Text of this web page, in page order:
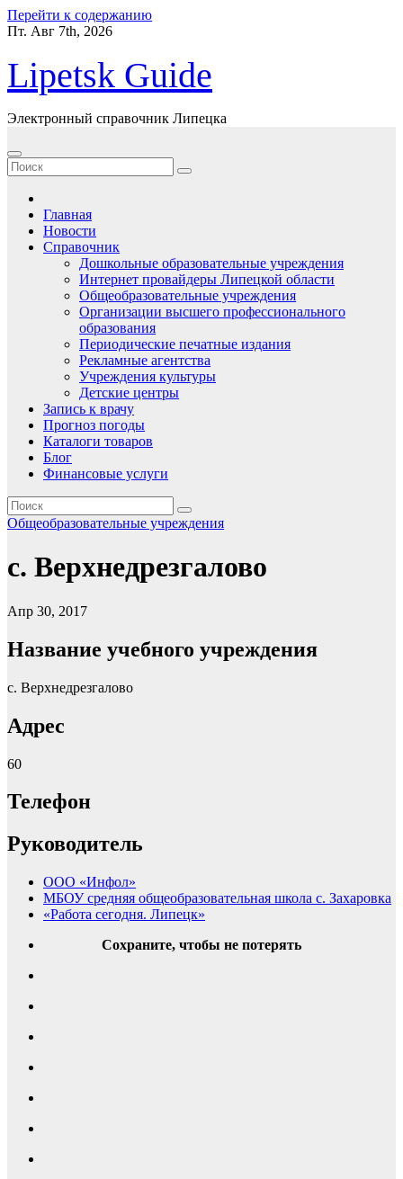
Перейти к содержанию
Пт. Авг 7th, 2026
Lipetsk Guide
Электронный справочник Липецка
Главная
Новости
Справочник
Дошкольные образовательные учреждения
Интернет провайдеры Липецкой области
Общеобразовательные учреждения
Организации высшего профессионального
образования
Периодические печатные издания
Рекламные агентства
Учреждения культуры
Детские центры
Запись к врачу
Прогноз погоды
Каталоги товаров
Блог
Финансовые услуги
Общеобразовательные учреждения
с. Верхнедрезгалово
Апр 30, 2017
Название учебного учреждения
с. Верхнедрезгалово
Адрес
60
Телефон
Руководитель
ООО «Инфол»
МБОУ средняя общеобразовательная школа с. Захаровка
«Работа сегодня. Липецк»
Сохраните, чтобы не потерять